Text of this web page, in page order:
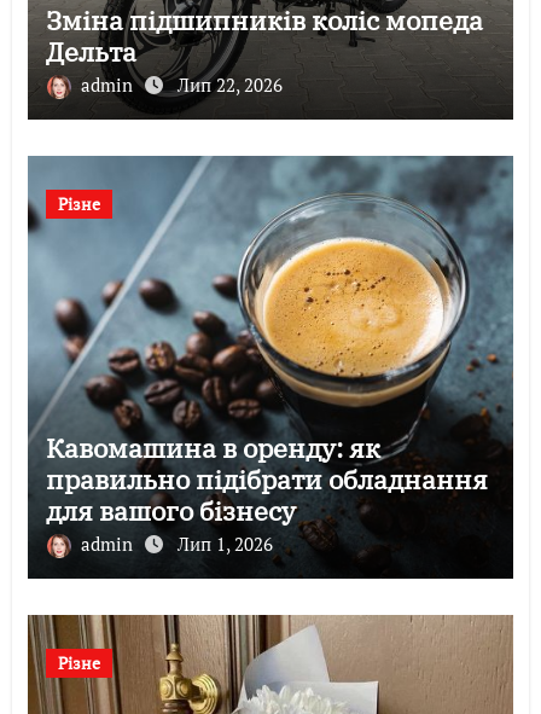
Зміна підшипників коліс мопеда
Дельта
admin Лип 22, 2026
Різне
Кавомашина в оренду: як
правильно підібрати обладнання
для вашого бізнесу
admin Лип 1, 2026
Різне